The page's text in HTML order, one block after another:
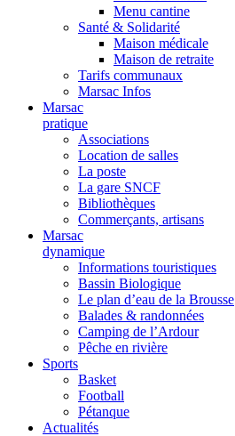
Menu cantine
Santé & Solidarité
Maison médicale
Maison de retraite
Tarifs communaux
Marsac Infos
Marsac
pratique
Associations
Location de salles
La poste
La gare SNCF
Bibliothèques
Commerçants, artisans
Marsac
dynamique
Informations touristiques
Bassin Biologique
Le plan d’eau de la Brousse
Balades & randonnées
Camping de l’Ardour
Pêche en rivière
Sports
Basket
Football
Pétanque
Actualités